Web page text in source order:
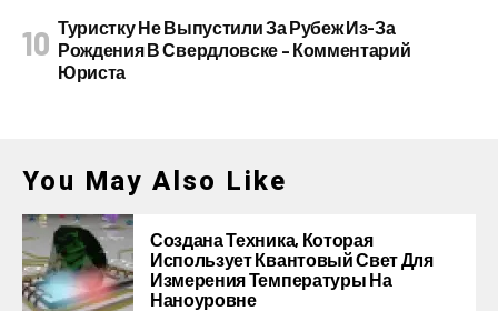
Туристку Не Выпустили За Рубеж Из-За
Рождения В Свердловске – Комментарий
Юриста
You May Also Like
Создана Техника, Которая
Использует Квантовый Свет Для
Измерения Температуры На
Наноуровне